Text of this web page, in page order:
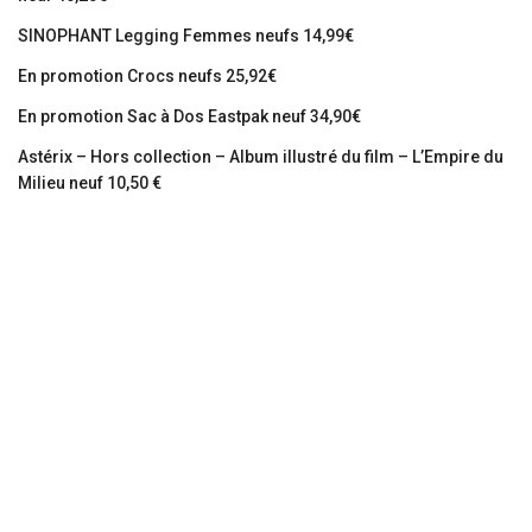
SINOPHANT Legging Femmes neufs 14,99€
En promotion Crocs neufs 25,92€
En promotion Sac à Dos Eastpak neuf 34,90€
Astérix – Hors collection – Album illustré du film – L’Empire du
Milieu neuf 10,50 €